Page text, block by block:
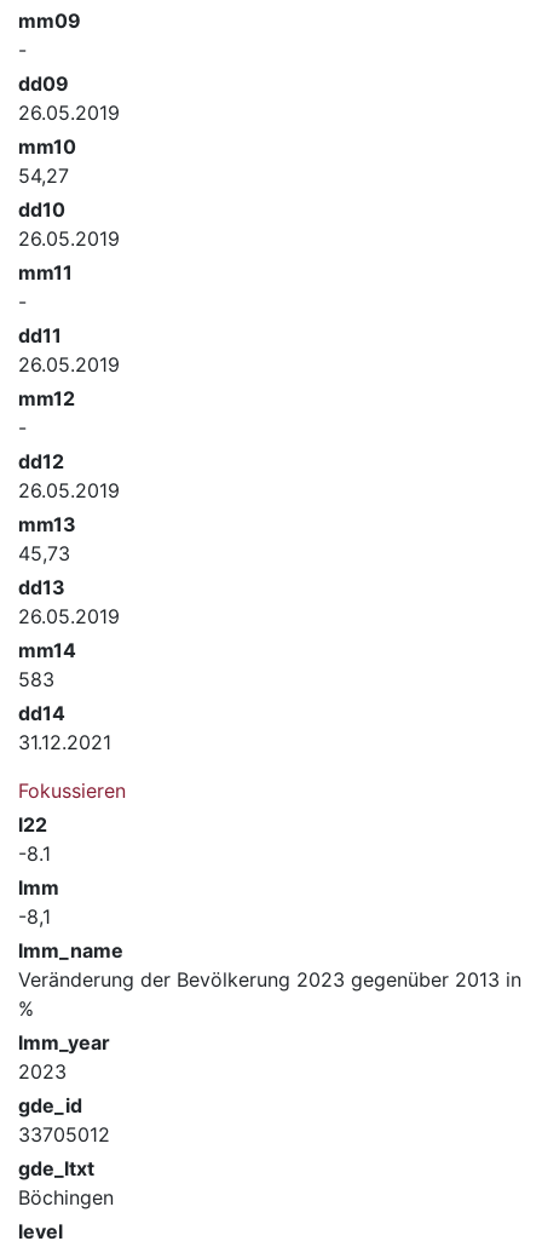
mm09
-
dd09
26.05.2019
mm10
54,27
dd10
26.05.2019
mm11
-
dd11
26.05.2019
mm12
-
dd12
26.05.2019
mm13
45,73
dd13
26.05.2019
mm14
583
dd14
31.12.2021
Fokussieren
l22
-8.1
lmm
-8,1
lmm_name
Veränderung der Bevölkerung 2023 gegenüber 2013 in
%
lmm_year
2023
gde_id
33705012
gde_ltxt
Böchingen
level